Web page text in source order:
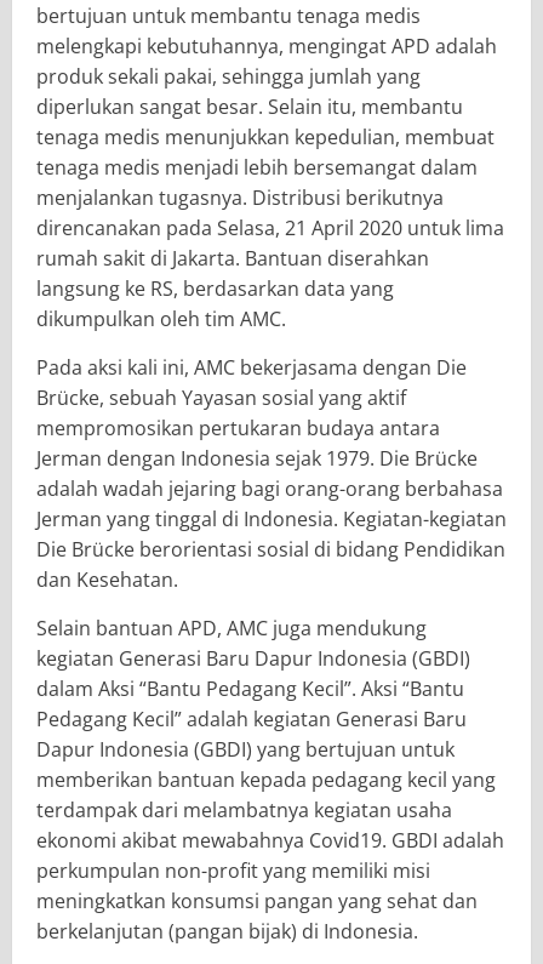
bertujuan untuk membantu tenaga medis
melengkapi kebutuhannya, mengingat APD adalah
produk sekali pakai, sehingga jumlah yang
diperlukan sangat besar. Selain itu, membantu
tenaga medis menunjukkan kepedulian, membuat
tenaga medis menjadi lebih bersemangat dalam
menjalankan tugasnya. Distribusi berikutnya
direncanakan pada Selasa, 21 April 2020 untuk lima
rumah sakit di Jakarta. Bantuan diserahkan
langsung ke RS, berdasarkan data yang
dikumpulkan oleh tim AMC.
Pada aksi kali ini, AMC bekerjasama dengan Die
Brücke, sebuah Yayasan sosial yang aktif
mempromosikan pertukaran budaya antara
Jerman dengan Indonesia sejak 1979. Die Brücke
adalah wadah jejaring bagi orang-orang berbahasa
Jerman yang tinggal di Indonesia. Kegiatan-kegiatan
Die Brücke berorientasi sosial di bidang Pendidikan
dan Kesehatan.
Selain bantuan APD, AMC juga mendukung
kegiatan Generasi Baru Dapur Indonesia (GBDI)
dalam Aksi “Bantu Pedagang Kecil”. Aksi “Bantu
Pedagang Kecil” adalah kegiatan Generasi Baru
Dapur Indonesia (GBDI) yang bertujuan untuk
memberikan bantuan kepada pedagang kecil yang
terdampak dari melambatnya kegiatan usaha
ekonomi akibat mewabahnya Covid19. GBDI adalah
perkumpulan non-profit yang memiliki misi
meningkatkan konsumsi pangan yang sehat dan
berkelanjutan (pangan bijak) di Indonesia.